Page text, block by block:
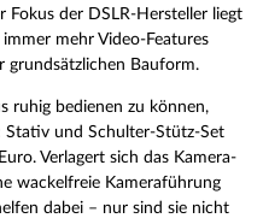
Fokus der DSLR-Hersteller liegt
mehr Video-Features
grundsätzlichen Bauform.
ruhig bedienen zu können,
Stativ und Schulter-Stütz-Set
Verlagert sich das Kamera-
wackelfreie Kameraführung
dabei – nur sind sie nicht